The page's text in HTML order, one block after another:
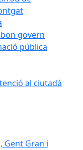
govern
pública
al ciutadà
Gent Gran i